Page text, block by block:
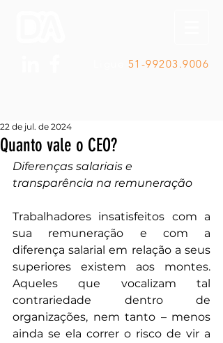
51-99203.9006
Quanto vale o CEO?
22 de jul. de 2024
Diferenças salariais e
transparência na remuneração
Trabalhadores insatisfeitos com a
sua remuneração e com a
diferença salarial em relação a seus
superiores existem aos montes.
Aqueles que vocalizam tal
contrariedade dentro de
organizações, nem tanto – menos
ainda se ela correr o risco de vir a